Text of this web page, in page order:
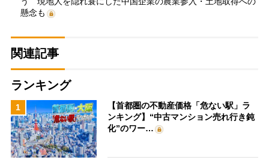
懸念も
関連記事
ランキング
1
【首都圏の不動産価格「危ない駅」ラ
ンキング】“中古マンション売れ行き鈍
化”のワー…